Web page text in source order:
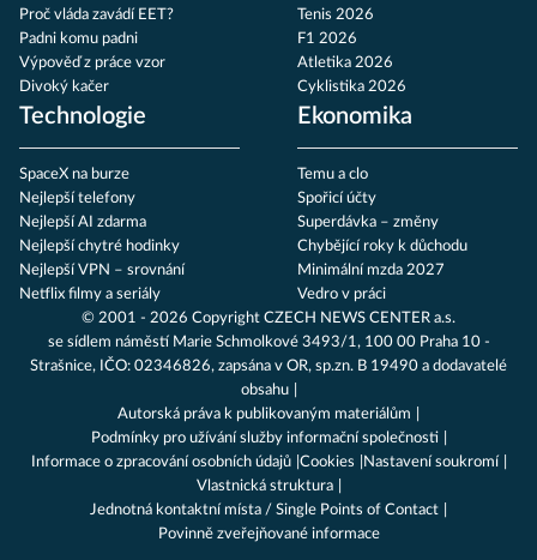
Proč vláda zavádí EET?
Padni komu padni
Výpověď z práce vzor
Divoký kačer
Tenis 2026
F1 2026
Atletika 2026
Cyklistika 2026
Technologie
SpaceX na burze
Nejlepší telefony
Nejlepší AI zdarma
Nejlepší chytré hodinky
Nejlepší VPN – srovnání
Netflix filmy a seriály
Ekonomika
Temu a clo
Spořicí účty
Superdávka – změny
Chybějící roky k důchodu
Minimální mzda 2027
Vedro v práci
© 2001 - 2026 Copyright CZECH NEWS CENTER a.s.
se sídlem náměstí Marie Schmolkové 3493/1, 100 00 Praha 10 -
Strašnice, IČO: 02346826, zapsána v OR, sp.zn. B 19490 a dodavatelé
obsahu
Autorská práva k publikovaným materiálům
Podmínky pro užívání služby informační společnosti
Informace o zpracování osobních údajů Cookies
Nastavení soukromí
Vlastnická struktura
Jednotná kontaktní místa / Single Points of Contact
Povinně zveřejňované informace